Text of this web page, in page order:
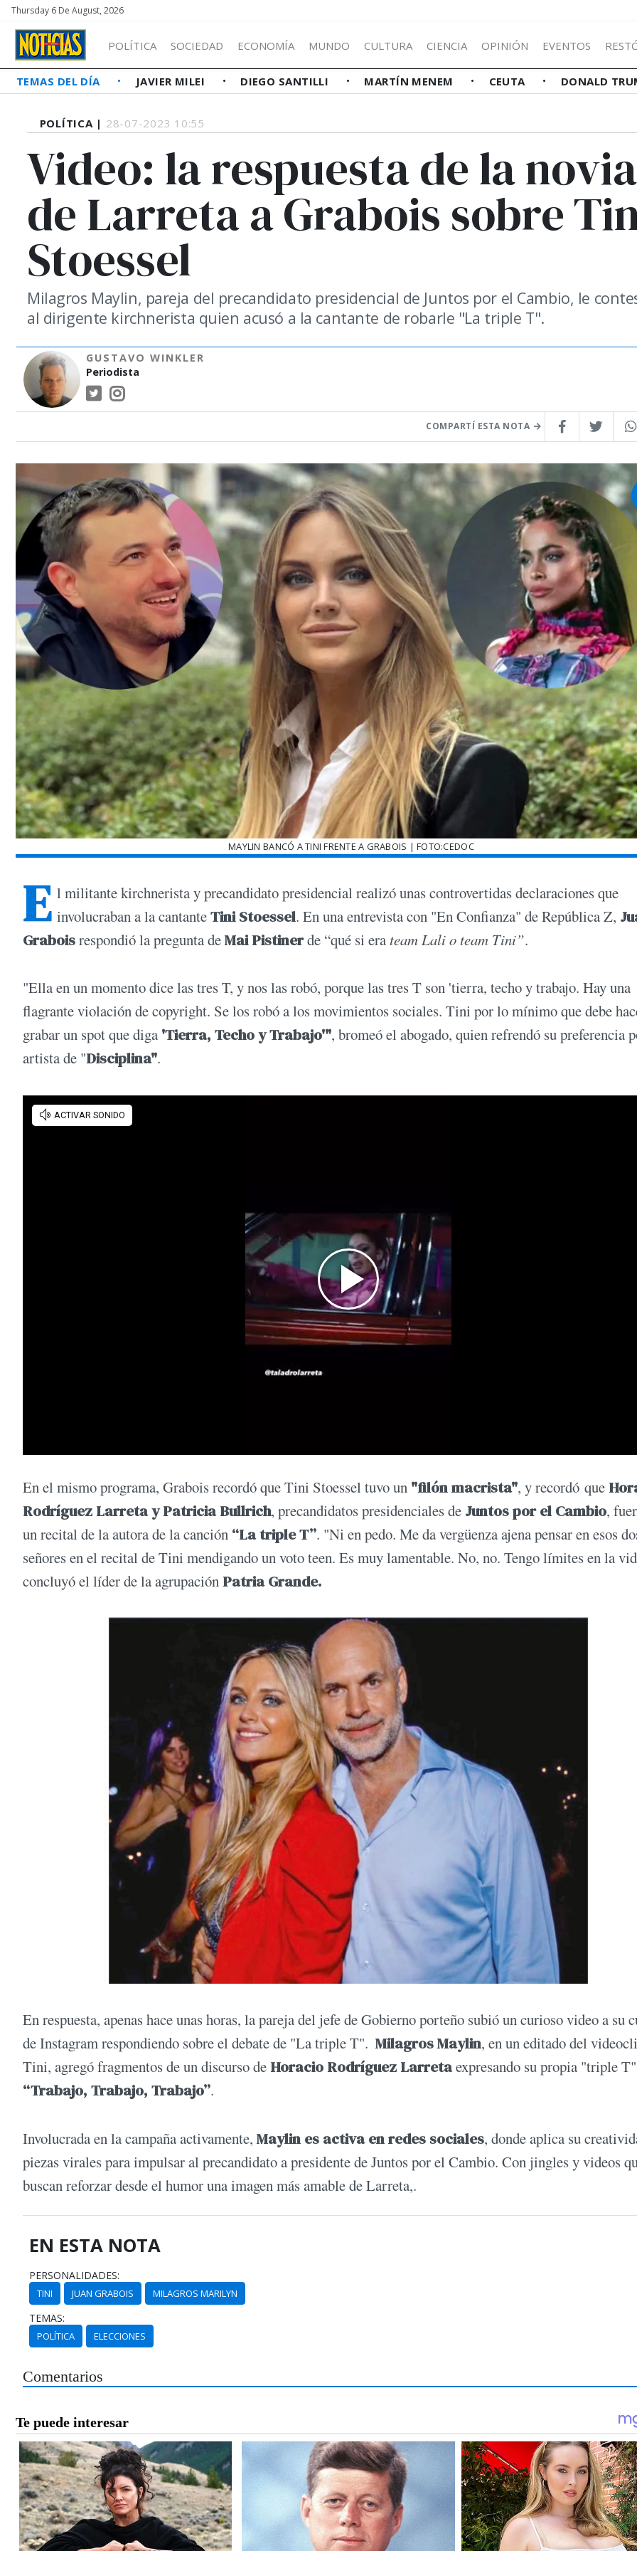
Thursday 6 De August, 2026
POLÍTICA SOCIEDAD ECONOMÍA MUNDO CULTURA CIENCIA OPINIÓN EVENTOS
TEMAS DEL DÍA JAVIER MILEI DIEGO SANTILLI MARTÍN MENEM CEUTA DONALD
POLÍTICA | 28-07-2023 10:55
Video: la respuesta de la novia
de Larreta a Grabois sobre
Stoessel
Milagros Maylin, pareja del precandidato presidencial de Juntos por el Cambio, le
al dirigente kirchnerista quien acusó a la cantante de robarle "La triple T".
GUSTAVO WINKLER
Periodista
COMPARTÍ ESTA NOTA
MAYLIN BANCÓ A TINI FRENTE A GRABOIS | FOTO:CEDOC
E l militante kirchnerista y precandidato presidencial realizó unas controvertidas declaraciones que
involucraban a la cantanteTini Stoessel. En una entrevista con "En Confianza" de República Z,
Graboisrespondió la pregunta deMai Pistinerde “qué si era team Lali o team Tini”.
"Ella en un momento dice las tres T, y nos las robó, porque las tres T son 'tierra, techo y trabajo. Hay una
flagrante violación de copyright. Se los robó a los movimientos sociales. Tini por lo mínimo que debe
grabar un spot que diga 'Tierra, Techo y Trabajo'", bromeó el abogado, quien refrendó su preferencia
artista de "Disciplina".
En el mismo programa, Grabois recordó que Tini Stoessel tuvo un "filón macrista", y recordó que
Rodríguez Larreta y Patricia Bullrich, precandidatos presidenciales de Juntos por el Cambio,
un recital de la autora de la canción “La triple T”. "Ni en pedo. Me da vergüenza ajena pensar en esos
señores en el recital de Tini mendigando un voto teen. Es muy lamentable. No, no. Tengo límites en la
concluyó el líder de la agrupación Patria Grande.
En respuesta, apenas hace unas horas, la pareja del jefe de Gobierno porteño subió un curioso video a su
de Instagram respondiendo sobre el debate de "La triple T". Milagros Maylin, en un editado del
Tini, agregó fragmentos de un discurso de Horacio Rodríguez Larretaexpresando su propia "triple
“Trabajo, Trabajo, Trabajo”.
Involucrada en la campaña activamente, Maylin es activa en redes sociales, donde aplica su
piezas virales para impulsar al precandidato a presidente de Juntos por el Cambio. Con jingles y videos
buscan reforzar desde el humor una imagen más amable de Larreta,.
EN ESTA NOTA
PERSONALIDADES:
TINI JUAN GRABOIS MILAGROS MARILYN
TEMAS:
POLÍTICA ELECCIONES
Comentarios